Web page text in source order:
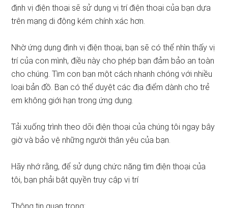
định vị điện thoại sẽ sử dụng vị trí điện thoại của bạn dựa
trên mạng di động kém chính xác hơn.
Nhờ ứng dụng định vị điện thoại, bạn sẽ có thể nhìn thấy vị
trí của con mình, điều này cho phép bạn đảm bảo an toàn
cho chúng. Tìm con bạn một cách nhanh chóng với nhiều
loại bản đồ. Bạn có thể duyệt các địa điểm dành cho trẻ
em không giới hạn trong ứng dụng.
Tải xuống trình theo dõi điện thoại của chúng tôi ngay bây
giờ và bảo vệ những người thân yêu của bạn.
Hãy nhớ rằng, để sử dụng chức năng tìm điện thoại của
tôi, bạn phải bật quyền truy cập vị trí
Thông tin quan trọng: